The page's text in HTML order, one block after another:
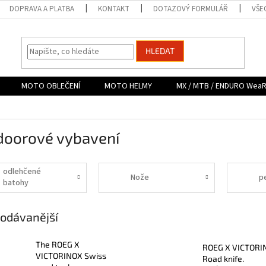
DOPRAVA A PLATBA KONTAKT DOTAZOVÝ FORMULÁŘ
HLEDAT
MOTO OBLEČENÍ MOTO HELMY MX / MTB / ENDURO WeaR
vybavení
odlehčené
batohy
Nože
The ROEG X
VICTORINOX Swiss
ROEG X
Road knife.